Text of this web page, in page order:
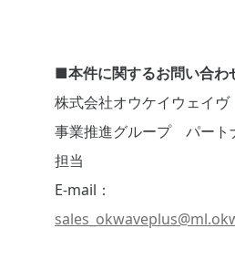
■本件に関するお問い合わ
株式会社オウケイウェイヴ
事業推進グループ パート
担当
E-mail：